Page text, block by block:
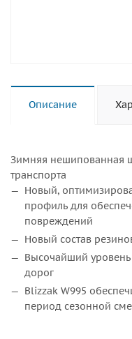
Описание
Зимняя нешипованная
транспорта
Новый,
профиль для
повреждений
Новый состав
Высочайший уровень
дорог
Blizzak W995
период сезонной